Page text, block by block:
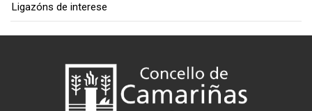
Ligazóns de interese